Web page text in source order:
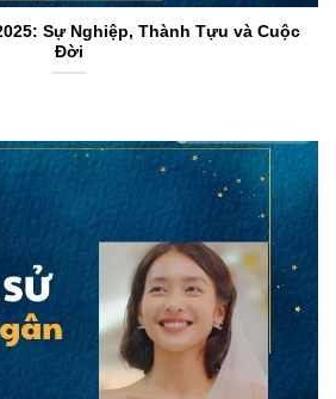
Sự Nghiệp, Thành Tựu và Cuộc
Đời